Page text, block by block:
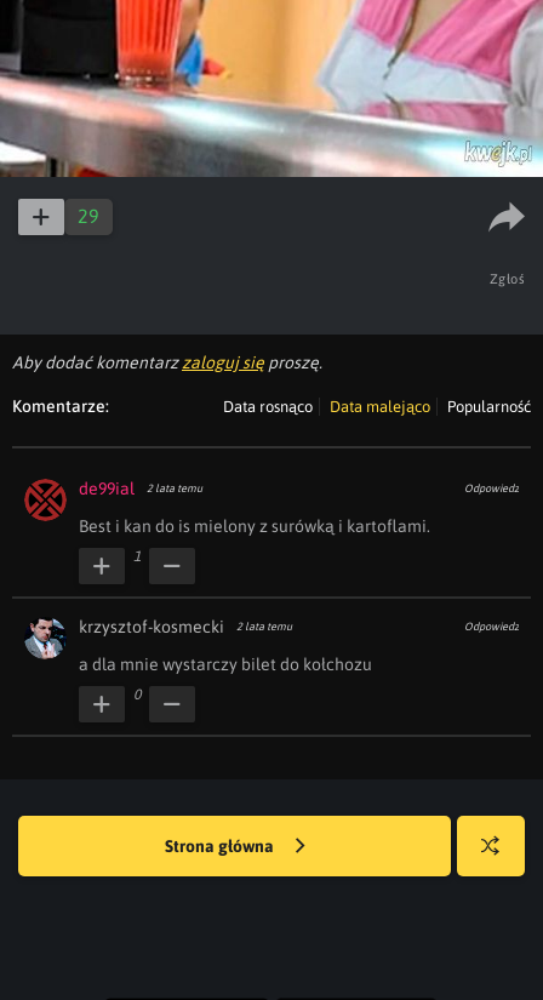
29
Zgłoś
Aby dodać komentarzzaloguj się proszę.
Komentarze: Data rosnąco Data malejąco Popularność
de99ial 2 lata temu Odpowiedz
Best i kan do is mielony z surówką i kartoflami.
1
krzysztof-kosmecki 2 lata temu Odpowiedz
a dla mnie wystarczy bilet do kołchozu
0
Strona główna